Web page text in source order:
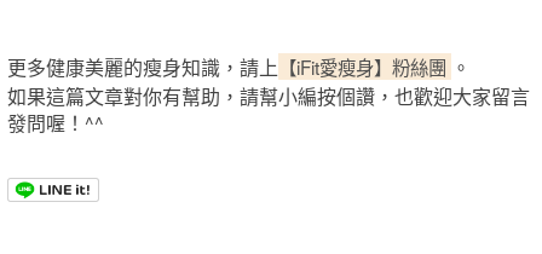
更多健康美麗的瘦身知識，請上 【iFit愛瘦身】粉絲團 。
如果這篇文章對你有幫助，請幫小編按個讚，也歡迎大家留言
發問喔！^^